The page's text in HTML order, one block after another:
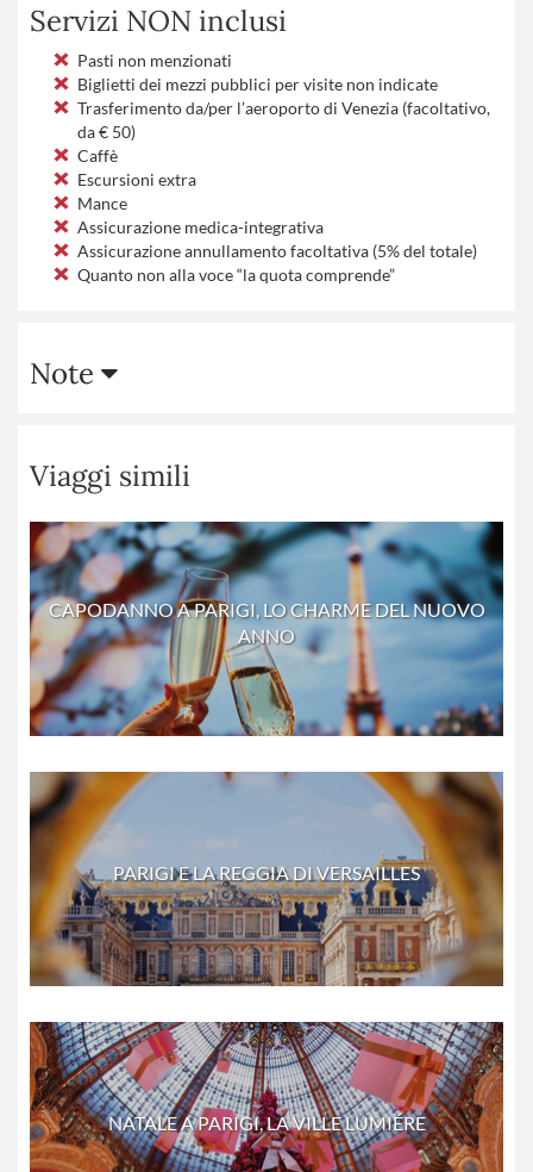
Servizi NON inclusi
Pasti non menzionati
Biglietti dei mezzi pubblici per visite non indicate
Trasferimento da/per l’aeroporto di Venezia (facoltativo,
da € 50)
Caffè
Escursioni extra
Mance
Assicurazione medica-integrativa
Assicurazione annullamento facoltativa (5% del totale)
Quanto non alla voce “la quota comprende”
Note
Viaggi simili
CAPODANNO A PARIGI, LO CHARME DEL NUOVO
ANNO
PARIGI E LA REGGIA DI VERSAILLES
NATALE A PARIGI, LA VILLE LUMIÉRE